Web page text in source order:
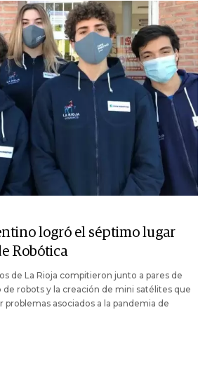
logró el séptimo lugar
Robótica
de La Rioja compitieron junto a pares de
de robots y la creación de mini satélites que
problemas asociados a la pandemia de